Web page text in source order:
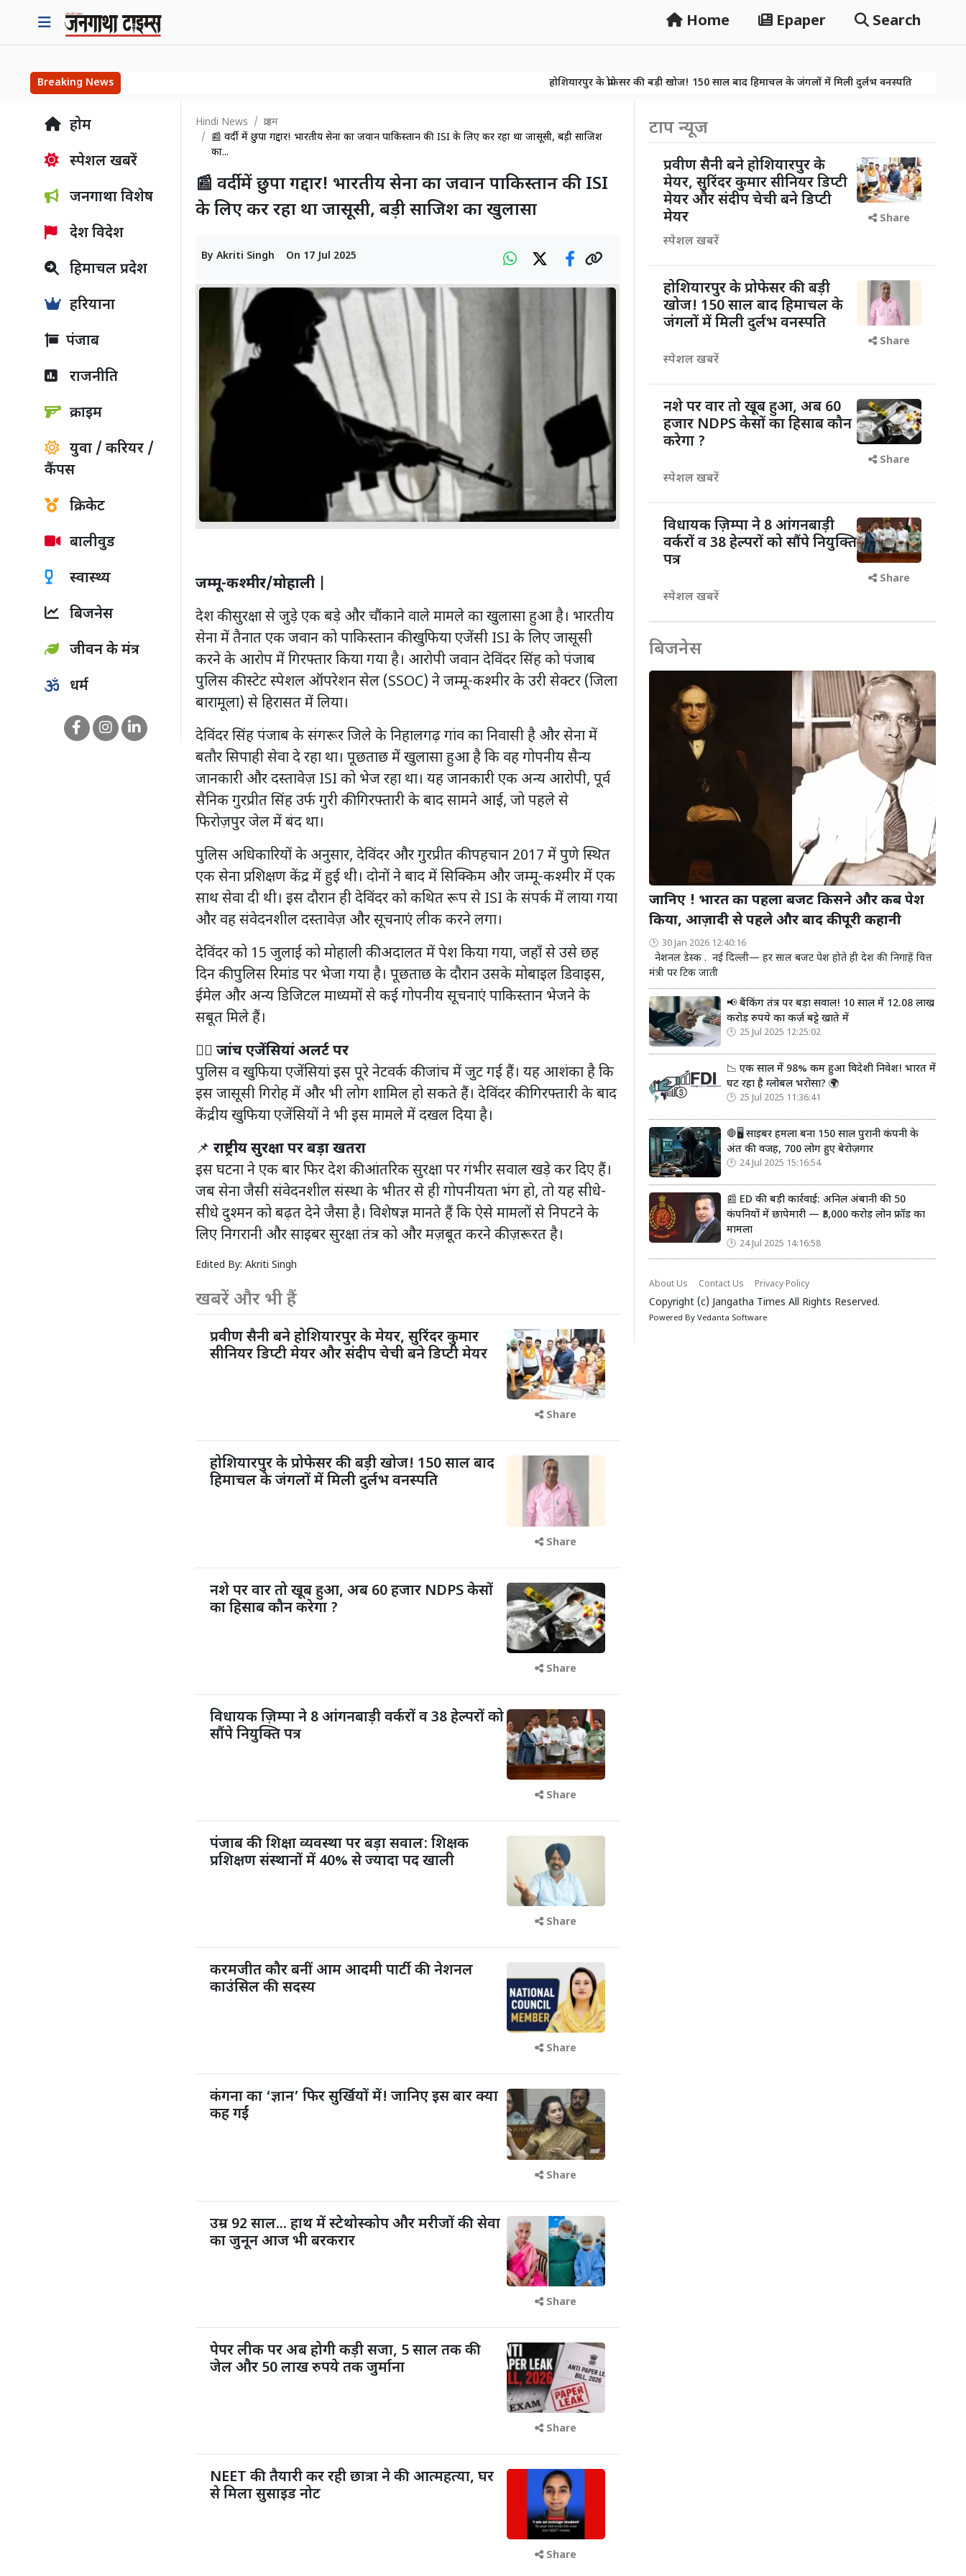
Home Epaper Search
Breaking News होशियारपुर के प्रोफेसर की बड़ी खोज! 150 साल बाद हिमाचल के जंगलों में मिली दुर्लभ वनस्पति
नशे पर वार तो खूब
होम
स्पेशल खबरें
जनगाथा विशेष
देश विदेश
हिमाचल प्रदेश
हरियाना
पंजाब
राजनीति
क्राइम
युवा / करियर /
कैंपस
क्रिकेट
बालीवुड
स्वास्थ्य
बिजनेस
जीवन के मंत्र
धर्म
Hindi News
क्राइम
📰 वर्दी में छुपा गद्दार! भारतीय सेना का जवान पाकिस्तान की ISI के लिए कर रहा था जासूसी, बड़ी साजिश
का...
📰 वर्दी में छुपा गद्दार! भारतीय सेना का जवान पाकिस्तान की ISI
के लिए कर रहा था जासूसी, बड़ी साजिश का खुलासा
By Akriti Singh On 17 Jul 2025
जम्मू-कश्मीर/मोहाली |
देश की सुरक्षा से जुड़े एक बड़े और चौंकाने वाले मामले का खुलासा हुआ है। भारतीय
सेना में तैनात एक जवान को पाकिस्तान की खुफिया एजेंसी ISI के लिए जासूसी
करने के आरोप में गिरफ्तार किया गया है। आरोपी जवान देविंदर सिंह को पंजाब
पुलिस की स्टेट स्पेशल ऑपरेशन सेल (SSOC) ने जम्मू-कश्मीर के उरी सेक्टर (जिला
बारामूला) से हिरासत में लिया।
देविंदर सिंह पंजाब के संगरूर जिले के निहालगढ़ गांव का निवासी है और सेना में
बतौर सिपाही सेवा दे रहा था। पूछताछ में खुलासा हुआ है कि वह गोपनीय सैन्य
जानकारी और दस्तावेज़ ISI को भेज रहा था। यह जानकारी एक अन्य आरोपी, पूर्व
सैनिक गुरप्रीत सिंह उर्फ गुरी की गिरफ्तारी के बाद सामने आई, जो पहले से
फिरोज़पुर जेल में बंद था।
पुलिस अधिकारियों के अनुसार, देविंदर और गुरप्रीत की पहचान 2017 में पुणे स्थित
एक सेना प्रशिक्षण केंद्र में हुई थी। दोनों ने बाद में सिक्किम और जम्मू-कश्मीर में एक
साथ सेवा दी थी। इस दौरान ही देविंदर को कथित रूप से ISI के संपर्क में लाया गया
और वह संवेदनशील दस्तावेज़ और सूचनाएं लीक करने लगा।
देविंदर को 15 जुलाई को मोहाली की अदालत में पेश किया गया, जहाँ से उसे छह
दिन की पुलिस रिमांड पर भेजा गया है। पूछताछ के दौरान उसके मोबाइल डिवाइस,
ईमेल और अन्य डिजिटल माध्यमों से कई गोपनीय सूचनाएं पाकिस्तान भेजने के
सबूत मिले हैं।
🕵️‍♀️ जांच एजेंसियां अलर्ट पर
पुलिस व खुफिया एजेंसियां इस पूरे नेटवर्क की जांच में जुट गई हैं। यह आशंका है कि
इस जासूसी गिरोह में और भी लोग शामिल हो सकते हैं। देविंदर की गिरफ्तारी के बाद
केंद्रीय खुफिया एजेंसियों ने भी इस मामले में दखल दिया है।
📌 राष्ट्रीय सुरक्षा पर बड़ा खतरा
इस घटना ने एक बार फिर देश की आंतरिक सुरक्षा पर गंभीर सवाल खड़े कर दिए हैं।
जब सेना जैसी संवेदनशील संस्था के भीतर से ही गोपनीयता भंग हो, तो यह सीधे-
सीधे दुश्मन को बढ़त देने जैसा है। विशेषज्ञ मानते हैं कि ऐसे मामलों से निपटने के
लिए निगरानी और साइबर सुरक्षा तंत्र को और मज़बूत करने की ज़रूरत है।
Edited By: Akriti Singh
खबरें और भी हैं
प्रवीण सैनी बने होशियारपुर के मेयर, सुरिंदर कुमार
सीनियर डिप्टी मेयर और संदीप चेची बने डिप्टी मेयर
Share
होशियारपुर के प्रोफेसर की बड़ी खोज! 150 साल बाद
हिमाचल के जंगलों में मिली दुर्लभ वनस्पति
Share
नशे पर वार तो खूब हुआ, अब 60 हजार NDPS केसों
का हिसाब कौन करेगा ?
Share
विधायक ज़िम्पा ने 8 आंगनबाड़ी वर्करों व 38 हेल्परों को
सौंपे नियुक्ति पत्र
Share
पंजाब की शिक्षा व्यवस्था पर बड़ा सवाल: शिक्षक
प्रशिक्षण संस्थानों में 40% से ज्यादा पद खाली
Share
करमजीत कौर बनीं आम आदमी पार्टी की नेशनल
काउंसिल की सदस्य
Share
कंगना का ‘ज्ञान’ फिर सुर्खियों में! जानिए इस बार क्या
कह गईं
Share
उम्र 92 साल... हाथ में स्टेथोस्कोप और मरीजों की सेवा
का जुनून आज भी बरकरार
Share
पेपर लीक पर अब होगी कड़ी सजा, 5 साल तक की
जेल और 50 लाख रुपये तक जुर्माना
Share
NEET की तैयारी कर रही छात्रा ने की आत्महत्या, घर
से मिला सुसाइड नोट
Share
टाप न्यूज
प्रवीण सैनी बने होशियारपुर के
मेयर, सुरिंदर कुमार सीनियर डिप्टी
मेयर और संदीप चेची बने डिप्टी
मेयर
स्पेशल खबरें
Share
होशियारपुर के प्रोफेसर की बड़ी
खोज! 150 साल बाद हिमाचल के
जंगलों में मिली दुर्लभ वनस्पति
स्पेशल खबरें
Share
नशे पर वार तो खूब हुआ, अब 60
हजार NDPS केसों का हिसाब कौन
करेगा ?
स्पेशल खबरें
Share
विधायक ज़िम्पा ने 8 आंगनबाड़ी
वर्करों व 38 हेल्परों को सौंपे नियुक्ति
पत्र
स्पेशल खबरें
Share
बिजनेस
जानिए ! भारत का पहला बजट किसने और कब पेश
किया, आज़ादी से पहले और बाद की पूरी कहानी
30 Jan 2026 12:40:16
नेशनल डेस्क . नई दिल्ली— हर साल बजट पेश होते ही देश की निगाहें वित्त
मंत्री पर टिक जाती
📢 बैंकिंग तंत्र पर बड़ा सवाल! 10 साल में 12.08 लाख
करोड़ रुपये का कर्ज़ बट्टे खाते में
25 Jul 2025 12:25:02
📉 एक साल में 98% कम हुआ विदेशी निवेश! भारत में
घट रहा है ग्लोबल भरोसा? 🌍
25 Jul 2025 11:36:41
🛑🖥️ साइबर हमला बना 150 साल पुरानी कंपनी के
अंत की वजह, 700 लोग हुए बेरोज़गार
24 Jul 2025 15:16:54
📰 ED की बड़ी कार्रवाई: अनिल अंबानी की 50
कंपनियों में छापेमारी — ₹3,000 करोड़ लोन फ्रॉड का
मामला
24 Jul 2025 14:16:58
About Us Contact Us Privacy Policy
Copyright (c) Jangatha Times All Rights Reserved.
Powered By Vedanta Software